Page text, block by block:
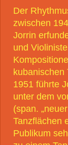
Der
zwischen
Jorrin
und
kubanischen
1951 führte
unter dem
(span.
Tanzflächen
Publikum